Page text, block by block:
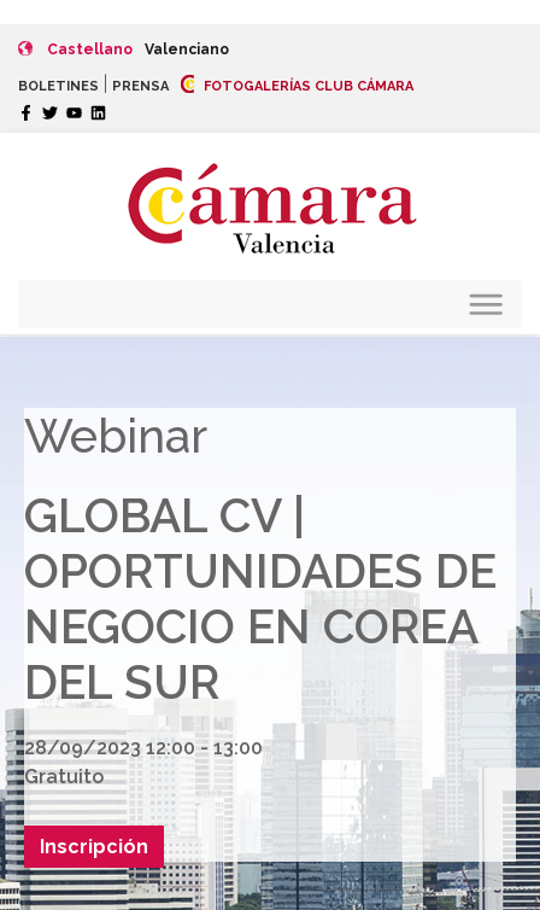
Castellano Valenciano
BOLETINES PRENSA FOTOGALERÍAS CLUB CÁMARA
Webinar
GLOBAL CV |
OPORTUNIDADES DE
NEGOCIO EN COREA
DEL SUR
28/09/2023 12:00 - 13:00
Gratuito
Inscripción